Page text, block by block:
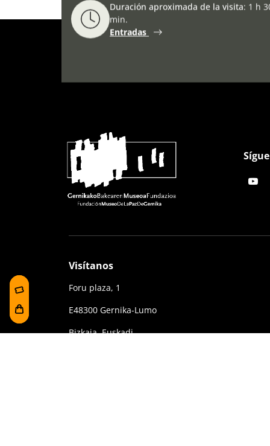
Duración aproximada de la visita: 1 h
min.
Entradas
Visítanos
Foru plaza, 1
E48300 Gernika-Lumo
Bizkaia, Euskadi.